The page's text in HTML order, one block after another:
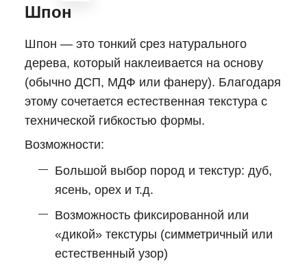
Шпон
Шпон — это тонкий срез натурального
дерева, который наклеивается на основу
(обычно ДСП, МДФ или фанеру). Благодаря
этому сочетается естественная текстура с
технической гибкостью формы.
Возможности:
Большой выбор пород и текстур: дуб,
ясень, орех и т.д.
Возможность фиксированной или
«дикой» текстуры (симметричный или
естественный узор)